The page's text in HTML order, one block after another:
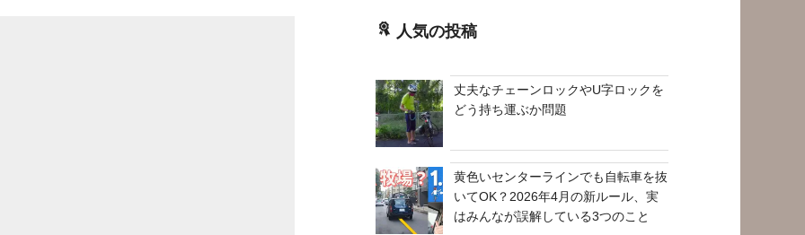
人気の投稿
丈夫なチェーンロックやU字ロックを
どう持ち運ぶか問題
黄色いセンターラインでも自転車を抜
いてOK？2026年4月の新ルール、実
はみんなが誤解している3つのこと